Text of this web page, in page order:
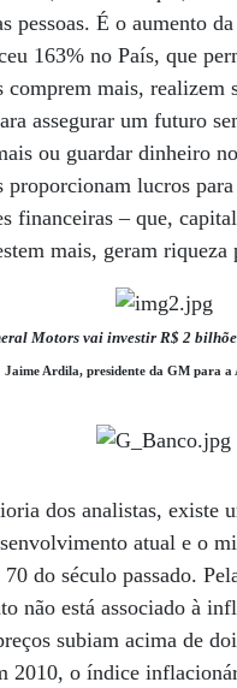
pessoas. É o aumento
163% no País, que
comprem mais, realizem
assegurar um futuro
ou guardar dinheiro
proporcionam lucros para
financeiras – que,
mais, geram riqueza
Motors vai investir R$ 2
Jaime Ardila, presidente da GM para a
dos analistas, existe
atual e o
70 do século passado.
não está associado à
subiam acima de
2010, o índice